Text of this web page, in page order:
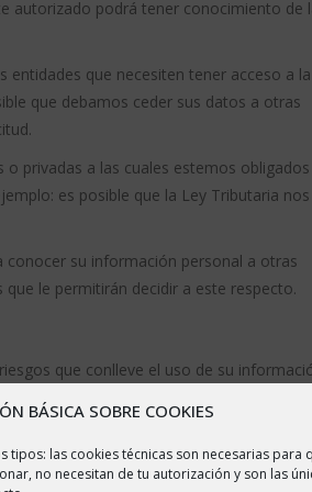
BÁSICA SOBRE COOKIES
tipos: las cookies técnicas son necesarias para
no necesitan de tu autorización y son las
autorizado podrá tener conocimiento de
que necesiten tener acceso a la
que debamos ceder sus datos a otras
privadas a las cuales estemos obligados
es posible que la Ley Tributaria nos
conocer su información personal a otras
le permitirán decidir a este respecto.
que conlleve el uso de su
controles y auditorías anuales para